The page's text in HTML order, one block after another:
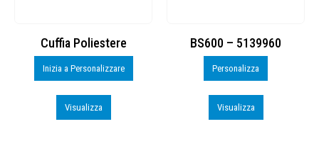
Cuffia Poliestere
Inizia a Personalizzare
Visualizza
BS600 – 5139960
Personalizza
Visualizza